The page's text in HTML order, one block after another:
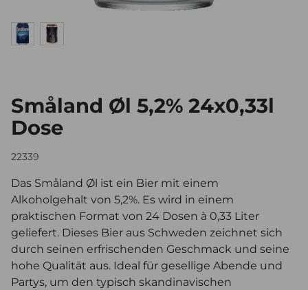
Småland Øl 5,2% 24x0,33l
Dose
22339
Das Småland Øl ist ein Bier mit einem
Alkoholgehalt von 5,2%. Es wird in einem
praktischen Format von 24 Dosen à 0,33 Liter
geliefert. Dieses Bier aus Schweden zeichnet sich
durch seinen erfrischenden Geschmack und seine
hohe Qualität aus. Ideal für gesellige Abende und
Partys, um den typisch skandinavischen